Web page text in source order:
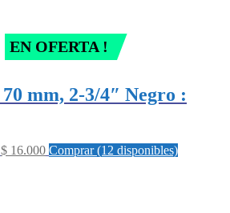
EN OFERTA !
mm, 2-3/4″ Negro :
Original
$ 16.000Current
Comprar (12 disponibles)